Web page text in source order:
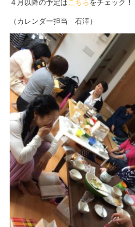
４月以降の予定はこちら をチェック！
（カレンダー担当 石澤）